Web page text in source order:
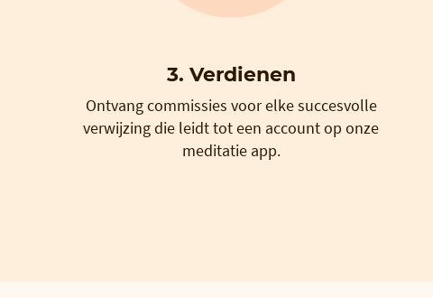
3. Verdienen
Ontvang commissies voor elke succesvolle
verwijzing die leidt tot een account op onze
meditatie app.